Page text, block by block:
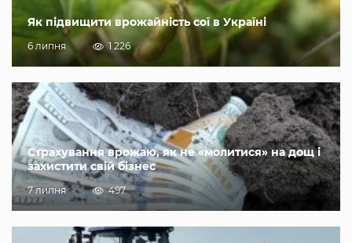
Як підвищити врожайність сої в Україні
6 липня 1 226
Страхування врожаю, як не «молитися» на дощ і
захистити свій бізнес
7 липня 497